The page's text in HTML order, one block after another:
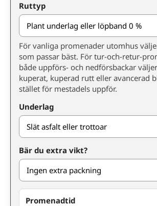
Ruttyp
För vanliga promenader utomhus
som passar bäst. För tur-och-retur-
både uppförs- och nedförsbackar
kuperat, kuperad rutt eller avancerad
stället för mestadels uppför.
Underlag
Bär du extra vikt?
Promenadtid